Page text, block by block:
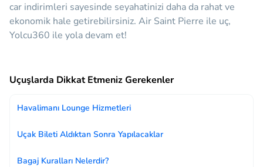
car indirimleri sayesinde seyahatinizi daha da rahat ve
ekonomik hale getirebilirsiniz. Air Saint Pierre ile uç,
Yolcu360 ile yola devam et!
Uçuşlarda Dikkat Etmeniz Gerekenler
Havalimanı Lounge Hizmetleri
Uçak Bileti Aldıktan Sonra Yapılacaklar
Bagaj Kuralları Nelerdir?